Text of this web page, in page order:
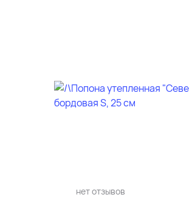
нет отзывов